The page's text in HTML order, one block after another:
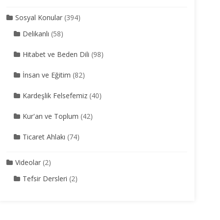
Sosyal Konular(394)
Delikanlı (58)
Hitabet ve Beden Dili (98)
İnsan ve Eğitim (82)
Kardeşlik Felsefemiz(40)
Kur'an ve Toplum (42)
Ticaret Ahlakı (74)
Videolar(2)
Tefsir Dersleri (2)